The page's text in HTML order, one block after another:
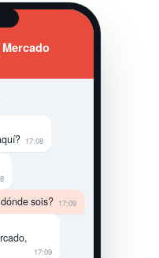
17:08
sois? 17:09
17:09